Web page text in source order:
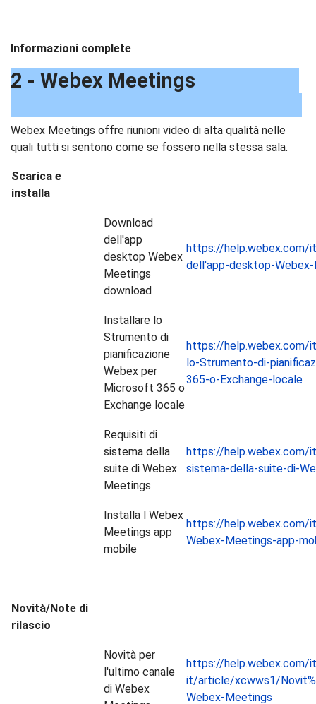
Informazioni complete
2 - Webex Meetings
Webex Meetings offre riunioni video di alta qualità nelle
quali tutti si sentono come se fossero nella stessa sala.
Scarica e
installa
Download
dell'app
desktop Webex
Meetings
download
https://
dell'app-desktop-
Installare lo
Strumento di
pianificazione
Webex per
Microsoft 365 o
Exchange locale
https://
lo-Strumento-di-
365-o-Exchange-locale
Requisiti di
sistema della
suite di Webex
Meetings
https://help.webex.com/
sistema-della-suite-di-
Installa l Webex
Meetings app
mobile
https://
Webex-Meetings-app-
Novità/Note di
rilascio
Novità per
l'ultimo canale
di Webex
https://help.webex.com/
it/article/xcwws1/
Webex-Meetings